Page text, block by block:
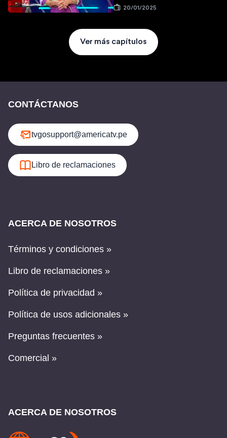
20/01/2025
Ver más capítulos
CONTÁCTANOS
tvgosupport@americatv.pe
Libro de reclamaciones
ACERCA DE NOSOTROS
Términos y condiciones »
Libro de reclamaciones »
Política de privacidad »
Política de usos adicionales »
Preguntas frecuentes »
Comercial »
ACERCA DE NOSOTROS